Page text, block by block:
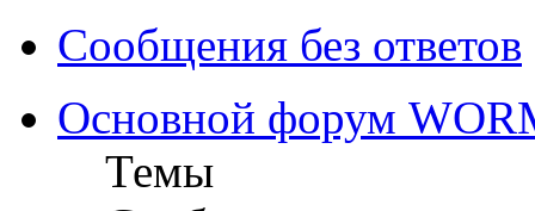
Сообщения без ответов
Основной форум
Темы